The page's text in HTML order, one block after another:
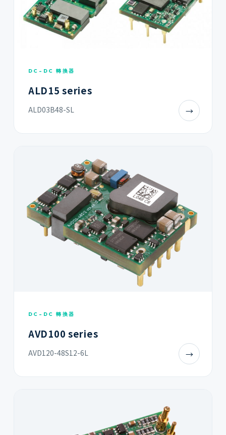
DC-DC 轉換器
ALD15 series
ALD03B48-SL →
DC-DC 轉換器
AVD100 series
AVD120-48S12-6L →